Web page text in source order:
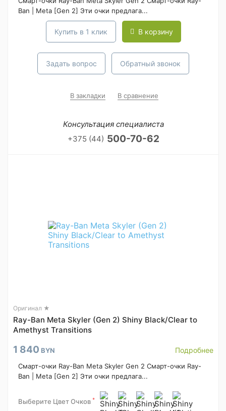
Ban | Meta [Gen 2] Эти очки предлага...
Купить в 1 клик В корзину
Задать вопрос Обратный звонок
В закладки В сравнение
Консультация специалиста
+375 (44) 500-70-62
Оригинал ★
Ray-Ban Meta Skyler (Gen 2) Shiny Black/Clear to
Amethyst Transitions
1 840 BYN Подробнее
Смарт-очки Ray-Ban Meta Skyler Gen 2 Смарт-очки Ray-
Ban | Meta [Gen 2] Эти очки предлага...
Выберите Цвет Очков *